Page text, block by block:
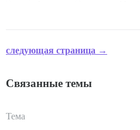
следующая страница →
Связанные темы
Тема